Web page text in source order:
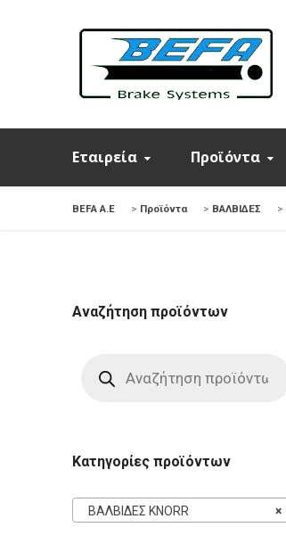
Εταιρεία Προϊόντα
BEFA Α.Ε > Προϊόντα > ΒΑΛΒΙΔΕΣ >
Αναζήτηση προϊόντων
search
Κατηγορίες προϊόντων
×
ΒΑΛΒΙΔΕΣ KNORR